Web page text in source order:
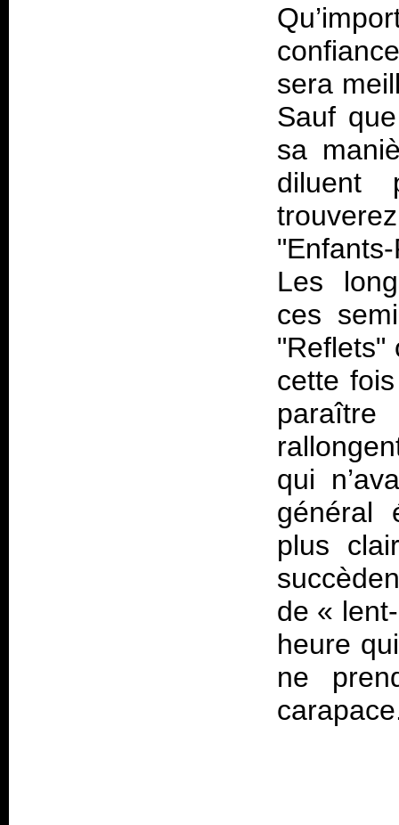
sera
Sauf
sa
diluent
Les
ces
"Reflets"
cette
paraître
qui
général
plus
de «
heure
ne